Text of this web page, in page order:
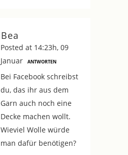
Bea
Posted at 14:23h, 09
Januar
ANTWORTEN
Bei Facebook schreibst
du, das ihr aus dem
Garn auch noch eine
Decke machen wollt.
Wieviel Wolle würde
man dafür benötigen?